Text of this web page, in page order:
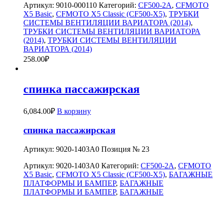
Артикул: 9010-000110 Категорий: CF500-2A, CFMOTO
X5 Basic, CFMOTO X5 Classic (CF500-X5), ТРУБКИ
СИСТЕМЫ ВЕНТИЛЯЦИИ ВАРИАТОРА (2014),
ТРУБКИ СИСТЕМЫ ВЕНТИЛЯЦИИ ВАРИАТОРА
(2014), ТРУБКИ СИСТЕМЫ ВЕНТИЛЯЦИИ
ВАРИАТОРА (2014)
258.00₽
спинка пассажирская
6,084.00₽ В корзину
спинка пассажирская
Артикул: 9020-1403A0 Позиция № 23
Артикул: 9020-1403A0 Категорий: CF500-2A, CFMOTO
X5 Basic, CFMOTO X5 Classic (CF500-X5), БАГАЖНЫЕ
ПЛАТФОРМЫ И БАМПЕР, БАГАЖНЫЕ
ПЛАТФОРМЫ И БАМПЕР, БАГАЖНЫЕ